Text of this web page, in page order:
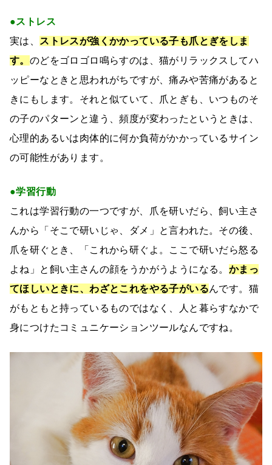
●ストレス
実は、
ストレスが強くかかっている子も爪とぎをしま
す。 のどをゴロゴロ鳴らすのは、猫がリラックスしてハ
ッピーなときと思われがちですが、痛みや苦痛があると
きにもします。それと似ていて、爪とぎも、いつものそ
の子のパターンと違う、頻度が変わったというときは、
心理的あるいは肉体的に何か負荷がかかっているサイン
の可能性があります。
●学習行動
これは学習行動の一つですが、爪を研いだら、飼い主さ
んから「そこで研いじゃ、ダメ」と言われた。その後、
爪を研ぐとき、「これから研ぐよ。ここで研いだら怒る
よね」と飼い主さんの顔をうかがうようになる。 かまっ
てほしいときに、わざとこれをやる子がいるんです。猫
がもともと持っているものではなく、人と暮らすなかで
身につけたコミュニケーションツールなんですね。